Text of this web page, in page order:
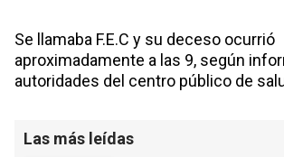
Se llamaba F.E.C y su deceso ocurrió
aproximadamente a las 9, según
autoridades del centro público de
Las más leídas